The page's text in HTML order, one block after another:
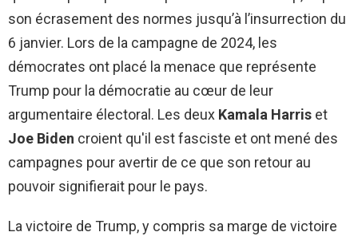
son écrasement des normes jusqu’à l’insurrection du
6 janvier. Lors de la campagne de 2024, les
démocrates ont placé la menace que représente
Trump pour la démocratie au cœur de leur
argumentaire électoral. Les deux Kamala Harris et
Joe Biden croient qu'il est fasciste et ont mené des
campagnes pour avertir de ce que son retour au
pouvoir signifierait pour le pays.
La victoire de Trump, y compris sa marge de victoire